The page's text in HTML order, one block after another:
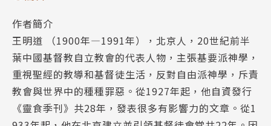
作者簡介
王明道 （1900年—1991年），北京人，20世紀前半
葉中國基督教自立教會的代表人物，主張基要派神學，
重視聖經的教導和基督徒生活，反對自由派神學，斥責
教會與世界中的種種罪惡。從1927年起，他自資發行
《靈食季刊》共28年，發表很多有影響力的文章。從1